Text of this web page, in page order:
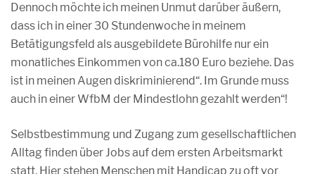
Dennoch möchte ich meinen Unmut darüber äußern,
dass ich in einer 30 Stundenwoche in meinem
Betätigungsfeld als ausgebildete Bürohilfe nur ein
monatliches Einkommen von ca.180 Euro beziehe. Das
ist in meinen Augen diskriminierend“. Im Grunde muss
auch in einer WfbM der Mindestlohn gezahlt werden“!
Selbstbestimmung und Zugang zum gesellschaftlichen
Alltag finden über Jobs auf dem ersten Arbeitsmarkt
statt. Hier stehen Menschen mit Handicap zu oft vor